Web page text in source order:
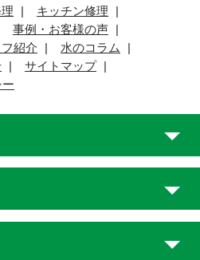
キッチン修理
事例・お客様の声
紹介
水のコラム
サイトマップ